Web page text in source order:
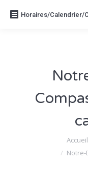
Horaires/Calendrier/
Accueil